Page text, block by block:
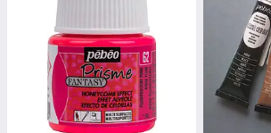
Акрилові фарби (Франція, Пебео)-для
Поштучно та подарунковими наборами.
Глянцеві емалі Кройль (Німеччина) емалі
склу, металу, акрилу та інших поверхонь
глянець).
Будь ласка, перед замовленням зверніть
ОПЛАТИ І ДОСТАВКИ.